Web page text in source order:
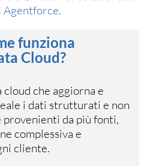
Agentforce.
funziona
Cloud?
che aggiorna e
i dati strutturati e non
da più fonti,
complessiva e
cliente.